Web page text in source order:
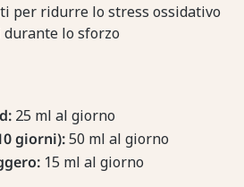
per ridurre lo stress ossidativo
lo sforzo
25 ml al giorno
giorni):50 ml al giorno
15 ml al giorno